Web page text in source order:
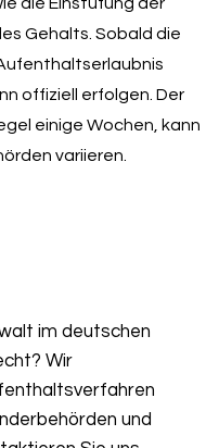
im deutschen
Wir
und
Gehalts. Sobald die
offiziell erfolgen. Der
einige Wochen, kann
variieren.